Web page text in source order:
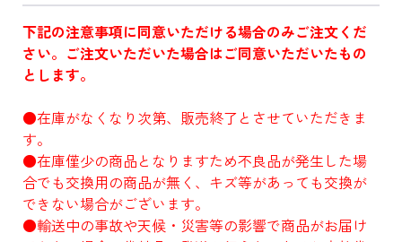
下記の注意事項に同意いただける場合のみご注文くだ
さい。ご注文いただいた場合はご同意いただいたもの
とします。
●在庫がなくなり次第、販売終了とさせていただきま
す。
●在庫僅少の商品となりますため不良品が発生した場
合でも交換用の商品が無く、キズ等があっても交換が
できない場合がございます。
●輸送中の事故や天候・災害等の影響で商品がお届け